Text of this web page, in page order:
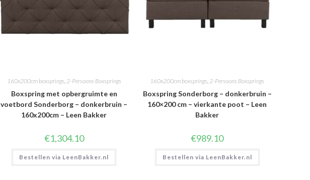
160x200cm boxsprings,2-Persoons Boxsprings
Boxspring met opbergruimte en
voetbord Sonderborg – donkerbruin –
160x200cm – Leen Bakker
€1,304.10
Bestellen via LeenBakker.nl
160x200cm boxsprings,2-Persoons Boxsprings
Boxspring Sonderborg – donkerbruin –
160×200 cm – vierkante poot – Leen
Bakker
€989.10
Bestellen via LeenBakker.nl